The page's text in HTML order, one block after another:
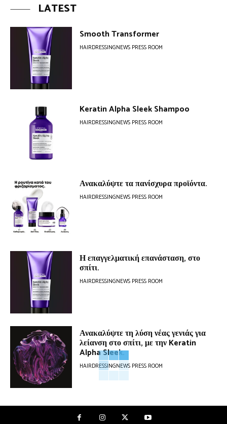
LATEST
Smooth Transformer
HAIRDRESSINGNEWS PRESS ROOM
Keratin Alpha Sleek Shampoo
HAIRDRESSINGNEWS PRESS ROOM
Ανακαλύψτε τα πανίσχυρα προϊόντα.
HAIRDRESSINGNEWS PRESS ROOM
Η επαγγελματική επανάσταση, στο
σπίτι.
HAIRDRESSINGNEWS PRESS ROOM
Ανακαλύψτε τη λύση νέας γενιάς για
λείανση στο σπίτι, με την Keratin
Alpha Sleek.
HAIRDRESSINGNEWS PRESS ROOM